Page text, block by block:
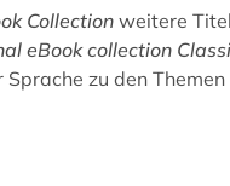
Collection weitere
eBook collection
zu den